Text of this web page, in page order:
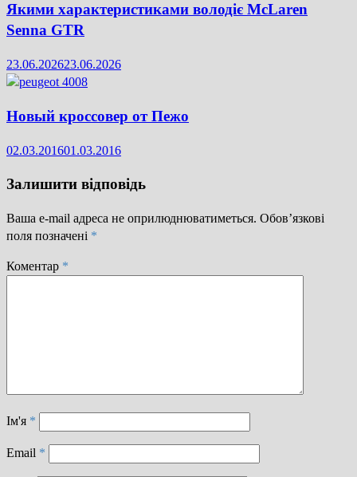
Якими характеристиками володіє McLaren
Senna GTR
23.06.202623.06.2026
Новый кроссовер от Пежо
02.03.201601.03.2016
Залишити відповідь
Ваша e-mail адреса не оприлюднюватиметься. Обов’язкові
поля позначені *
Коментар *
Ім'я *
Email *